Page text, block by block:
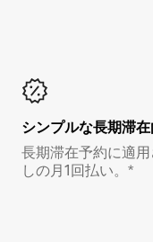
シンプルな長期滞
長期滞在予約に適
しの月1回払い。*